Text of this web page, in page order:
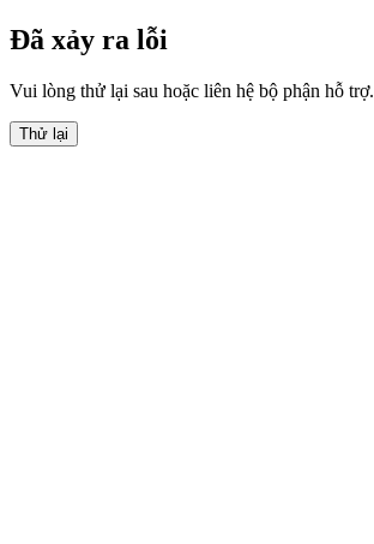
Đã xảy ra lỗi
Vui lòng thử lại sau hoặc liên hệ bộ phận hỗ trợ.
Thử lại